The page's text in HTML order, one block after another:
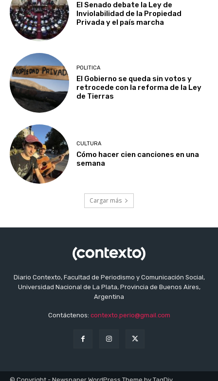
El Senado debate la Ley de
Inviolabilidad de la Propiedad
Privada y el país marcha
POLITICA
El Gobierno se queda sin votos y
retrocede con la reforma de la Ley
de Tierras
CULTURA
Cómo hacer cien canciones en una
semana
Cargar más
Diario Contexto, Facultad de Periodismo y Comunicación Social,
Universidad Nacional de La Plata, Provincia de Buenos Aires,
Argentina
Contáctenos: contexto.perio@gmail.com